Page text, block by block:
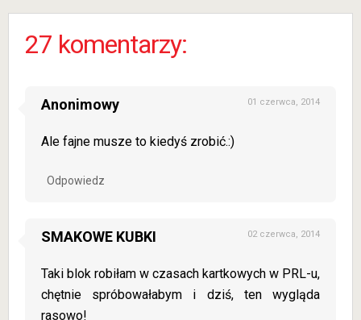
27 komentarzy:
Anonimowy 01 czerwca, 2014
Ale fajne musze to kiedyś zrobić.:)
Odpowiedz
SMAKOWE KUBKI 02 czerwca, 2014
Taki blok robiłam w czasach kartkowych w PRL-u,
chętnie spróbowałabym i dziś, ten wygląda
rasowo!